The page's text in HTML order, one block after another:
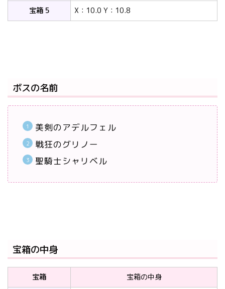
宝箱 5
X：10.0 Y：10.8
ボスの名前
美剣のアデルフェル
戦狂のグリノー
聖騎士シャリベル
宝箱の中身
宝箱
宝箱の中身